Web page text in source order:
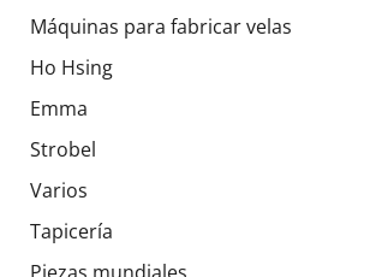
Máquinas para fabricar velas
Ho Hsing
Emma
Strobel
Varios
Tapicería